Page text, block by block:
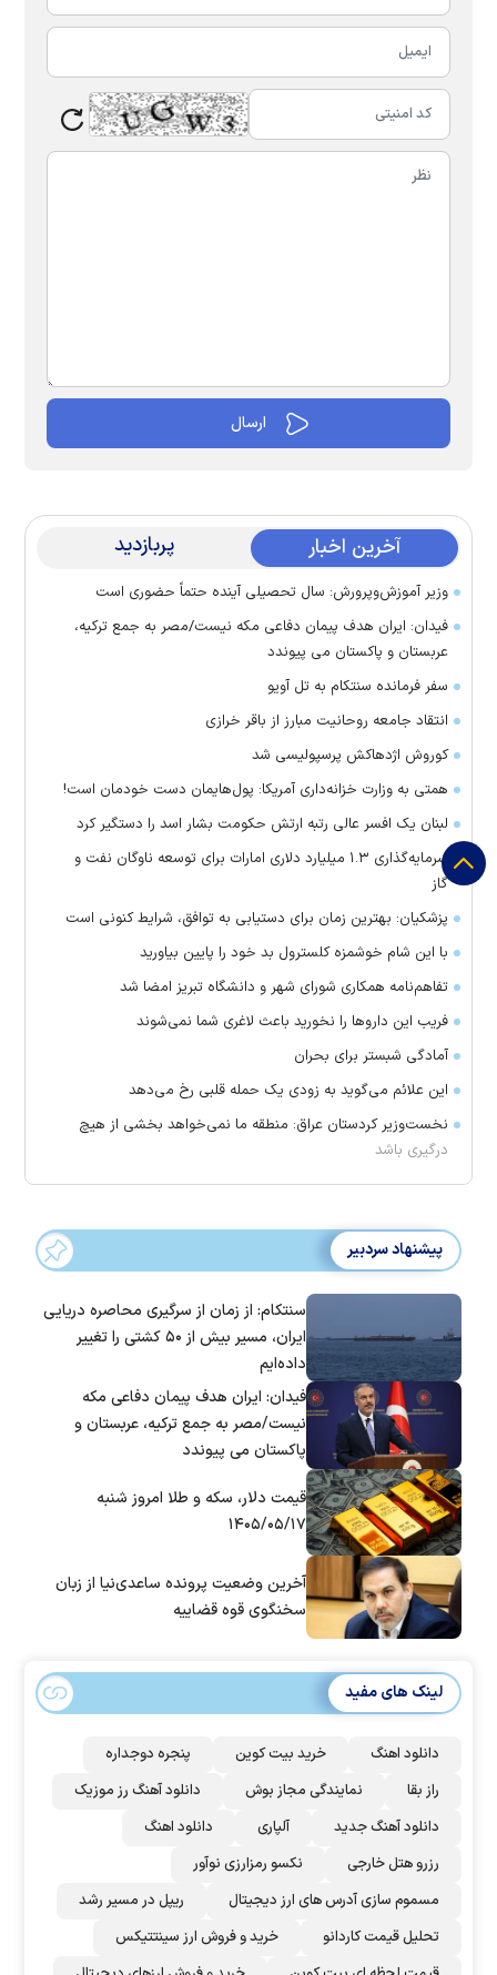
آخرین اخبار پربازدید
وزیر آموزش‌وپرورش: سال تحصیلی آینده حتماً حضوری است
فیدان: ایران هدف پیمان دفاعی مکه نیست/مصر به جمع ترکیه،
عربستان و پاکستان می پیوندد
سفر فرمانده سنتکام به تل آویو
انتقاد جامعه روحانیت مبارز از باقر خرازی
کوروش اژدهاکش پرسپولیسی شد
همتی به وزارت خزانه‌داری آمریکا: پول‌هایمان دست خودمان است!
لبنان یک افسر عالی رتبه ارتش حکومت بشار اسد را دستگیر کرد
سرمایه‌گذاری ۱.۳ میلیارد دلاری امارات برای توسعه ناوگان نفت و
گاز
پزشکیان: بهترین زمان برای دستیابی به توافق، شرایط کنونی است
با این شام خوشمزه کلسترول بد خود را پایین بیاورید
تفاهم‌نامه همکاری شورای شهر و دانشگاه تبریز امضا شد
فریب این دارو‌ها را نخورید باعث لاغری شما نمی‌شوند
آمادگی شبستر برای بحران
این علائم می‌گوید به زودی یک حمله قلبی رخ می‌دهد
نخست‌وزیر کردستان عراق: منطقه ما نمی‌خواهد بخشی از هیچ
درگیری باشد
پیشنهاد سردبیر
سنتکام: از زمان از سرگیری محاصره دریایی
ایران، مسیر بیش از ۵۰ کشتی را تغییر
داده‌ایم
فیدان: ایران هدف پیمان دفاعی مکه
نیست/مصر به جمع ترکیه، عربستان و
پاکستان می پیوندد
قیمت دلار، سکه و طلا امروز شنبه
۱۴۰۵/۰۵/۱۷
آخرین وضعیت پرونده ساعدی‌نیا از زبان
سخنگوی قوه قضاییه
لینک های مفید
دانلود اهنگ خرید بیت کوین
پنجره دوجداره
راز بقا
نمایندگی مجاز بوش
دانلود آهنگ رز‌ موزیک
دانلود آهنگ جدید
آلپاری
دانلود اهنگ
رزرو هتل خارجی
نکسو رمزارزی نوآور
مسموم سازی آدرس های ارز دیجیتال
ریپل در مسیر رشد
تحلیل قیمت کاردانو
خرید و فروش ارز سینتتیکس